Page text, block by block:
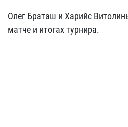
Олег Браташ и Харийс
матче и итогах турнира.